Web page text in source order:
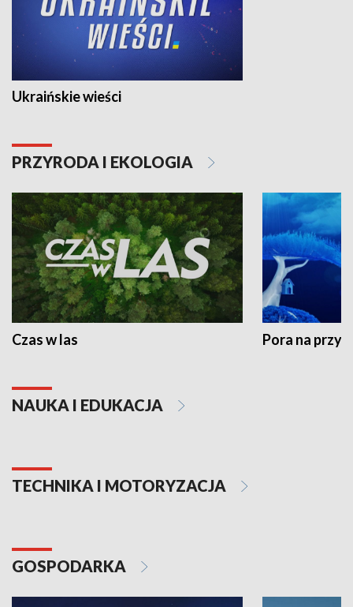
Ukraińskie wieści
PRZYRODA I EKOLOGIA
Czas w las Pora na
NAUKA I EDUKACJA
TECHNIKA I MOTORYZACJA
GOSPODARKA